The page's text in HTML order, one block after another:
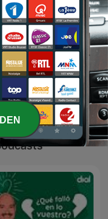
Official Masters of
Hardcore Podcast